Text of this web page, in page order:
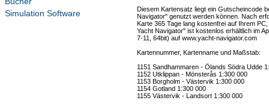
Simulation Software
Diesem Kartensatz liegt ein Gutscheincode
Navigator" genutzt werden können. Nach
Karte 365 Tage lang kostenfrei auf Ihrem
Yacht Navigator" ist kostenlos erhältlich im
7-11, 64bit) auf www.yacht-navigator.com
Kartennummer, Kartenname und Maßstab:
1151 Sandhammaren - Ölands Södra Udde
1152 Utklippan - Mönsterås 1:300 000
1153 Borgholm - Västervik 1:300 000
1154 Gotland 1:300 000
1155 Västervik - Landsort 1:300 000